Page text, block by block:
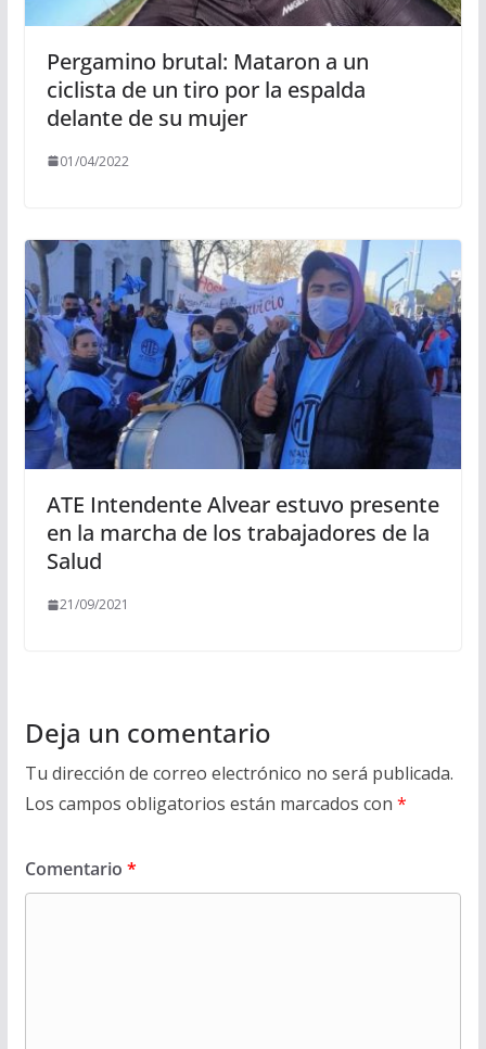
Pergamino brutal: Mataron a un
ciclista de un tiro por la espalda
delante de su mujer
01/04/2022
ATE Intendente Alvear estuvo presente
en la marcha de los trabajadores de la
Salud
21/09/2021
Deja un comentario
Tu dirección de correo electrónico no será publicada.
Los campos obligatorios están marcados con *
Comentario *